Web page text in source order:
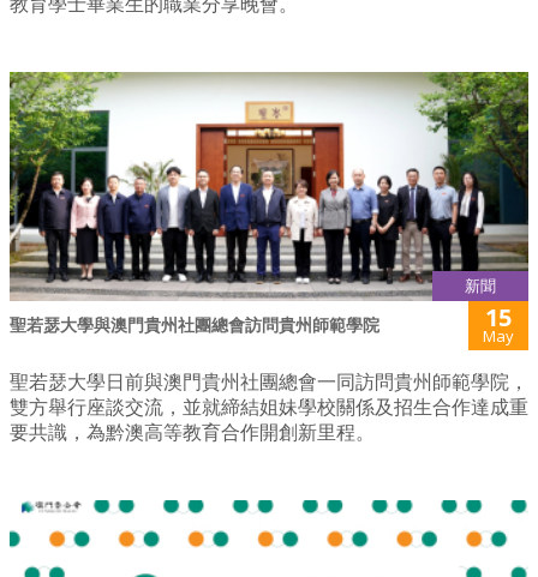
新聞
聖若瑟大學與澳門貴州社團總會訪問貴州師範學院 15
May
聖若瑟大學日前與澳門貴州社團總會一同訪問貴州師範學院，
雙方舉行座談交流，並就締結姐妹學校關係及招生合作達成重
要共識，為黔澳高等教育合作開創新里程。